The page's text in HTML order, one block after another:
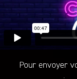
Pour envoyer